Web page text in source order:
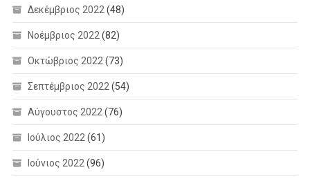
Δεκέμβριος 2022 (48)
Νοέμβριος 2022 (82)
Οκτώβριος 2022 (73)
Σεπτέμβριος 2022 (54)
Αύγουστος 2022 (76)
Ιούλιος 2022 (61)
Ιούνιος 2022 (96)